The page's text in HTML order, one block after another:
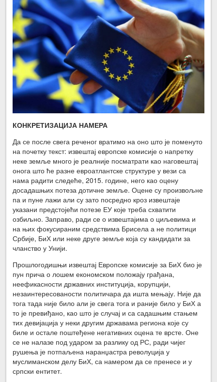
КОНКРЕТИЗАЦИЈА НАМЕРА
Да се после свега реченог вратимо на оно што је поменуто
на почетку текст: извештај европске комисије о напретку
неке земље много је реалније посматрати као наговештај
онога што ће разне евроатлантске структуре у вези са
нама радити следеће, 2015. године, него као оцену
досадашњих потеза дотичне земље. Оцене су произвољне
па и пуне лажи али су зато посредно кроз извештаје
указани предстојећи потезе ЕУ које треба схватити
озбиљно. Заправо, ради се о извештајима о циљевима и
на њих фокусираним средствима Брисела а не политици
Србије, БиХ или неке друге земље која су кандидати за
чланство у Унији.
Прошлогодишњи извештај Европске комисије за БиХ био је
пун прича о лошем економском положају грађана,
неефикасности државних институција, корупцији,
незаинтересованости политичара да ишта мењају. Није да
тога тада није било али је свега тога и раније било у БиХ а
то је превиђано, као што је случај и са садашњим стањем
тих девијација у неки другим државама региона које су
биле и остале поштеђене негативних оцена те врсте. Оне
се не налазе под ударом за разлику од РС, ради чијег
рушења је потпаљена наранџастра револуција у
муслиманском делу БиХ, са намером да се пренесе и у
српски ентитет.